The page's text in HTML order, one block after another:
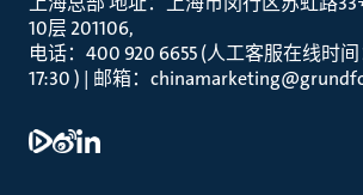
10层 201106
电话：400 920 6655 (人工客服在线时
17:30 ) | 邮箱：